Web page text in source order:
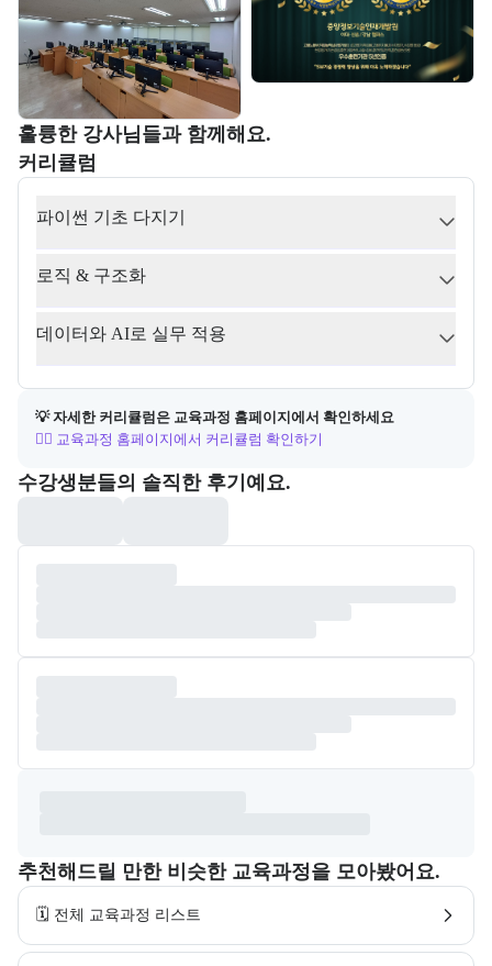
훌륭한 강사님들과 함께해요.
부트캠프 강사 정보를 목록으로 안내한다.
커리큘럼
교육과정의 커리큘럼 정보를 안내한다.
커리큘럼
파이썬 기초 다지기
로직 & 구조화
데이터와 AI로 실무 적용
💡 자세한 커리큘럼은 교육과정 홈페이지에서 확인하세요
👉🏻 교육과정 홈페이지에서 커리큘럼 확인하기
포폴&후기
수강생분들의 솔직한 후기예요.
추천해드릴 만한 비슷한 교육과정을 모아봤어요.
🗓️ 전체 교육과정 리스트